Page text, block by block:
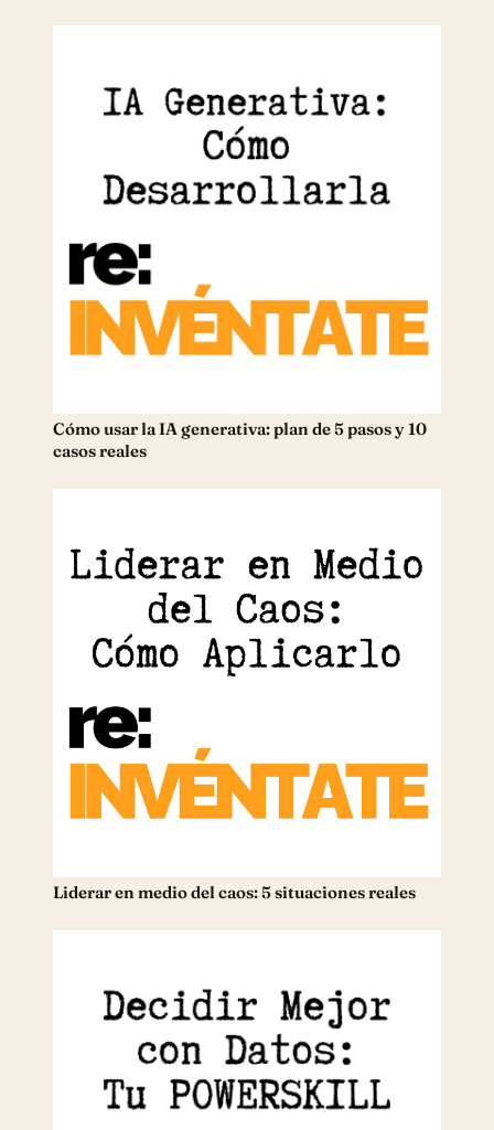
Cómo usar la IA generativa: plan de 5 pasos y 10
casos reales
Liderar en medio del caos: 5 situaciones reales